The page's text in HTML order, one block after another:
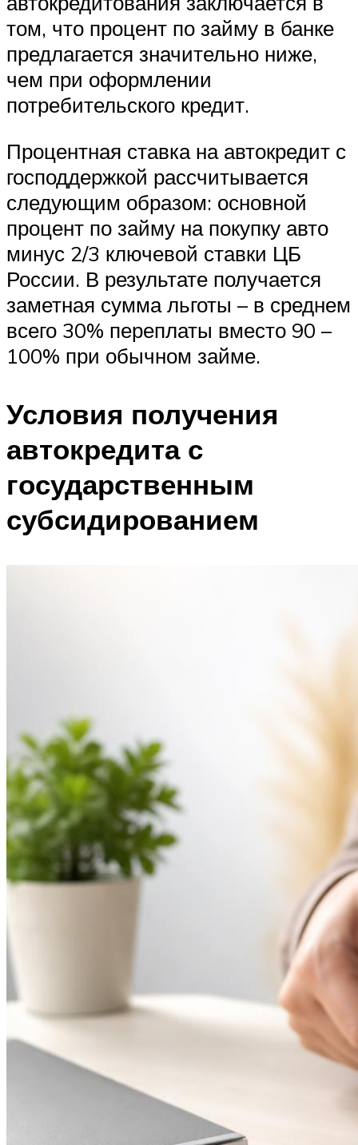
том, что процент по займу в банке
предлагается значительно ниже,
чем при оформлении
потребительского кредит.
Процентная ставка на автокредит с
господдержкой рассчитывается
следующим образом: основной
процент по займу на покупку авто
минус 2/3 ключевой ставки ЦБ
России. В результате получается
заметная сумма льготы – в среднем
всего 30% переплаты вместо 90 –
100% при обычном займе.
Условия получения
автокредита с
государственным
субсидированием